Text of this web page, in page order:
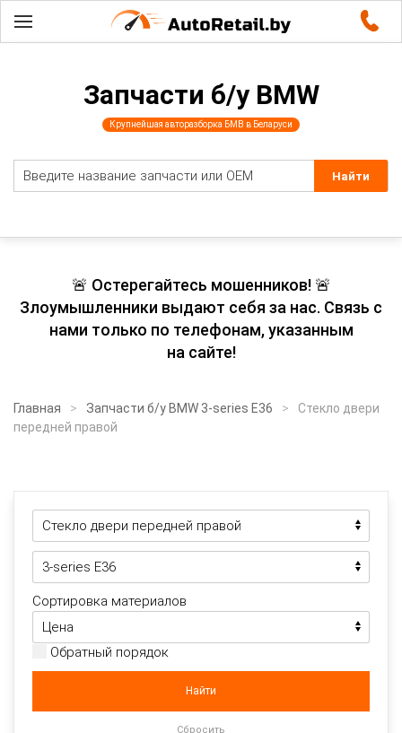
Запчасти б/у BMW
Крупнейшая авторазборка БМВ в Беларуси
🚨 Остерегайтесь мошенников! 🚨
Злоумышленники выдают себя за нас. Связь с
нами только по телефонам, указанным
на сайте!
Главная Запчасти б/у BMW 3-series E36
Стекло двери
передней правой
Сортировка материалов
Обратный порядок